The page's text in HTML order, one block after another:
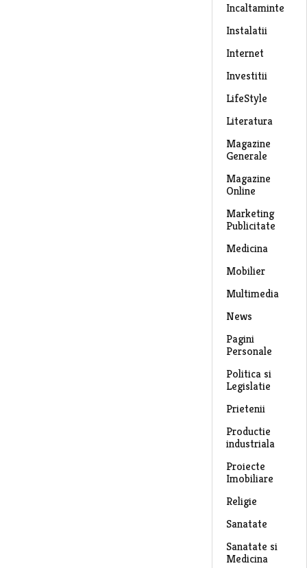
Incaltaminte
Instalatii
Internet
Investitii
LifeStyle
Literatura
Magazine
Generale
Magazine
Online
Marketing
Publicitate
Medicina
Mobilier
Multimedia
News
Pagini
Personale
Politica si
Legislatie
Prietenii
Productie
industriala
Proiecte
Imobiliare
Religie
Sanatate
Sanatate si
Medicina